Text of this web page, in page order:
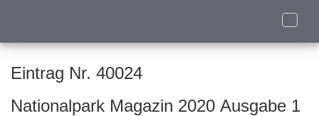
Toggle
Eintrag Nr. 40024
Nationalpark Magazin 2020 Ausgabe 1